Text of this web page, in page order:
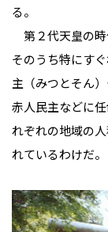
る。
第２代天皇の時
そのうち特にす
主（みつとそん
赤人民主などに
れぞれの地域の
れているわけだ。